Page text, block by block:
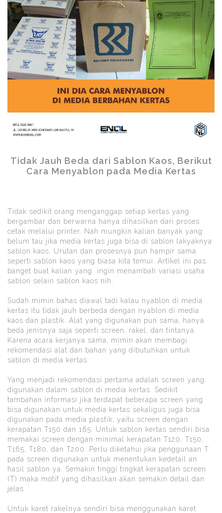
Tidak Jauh Beda dari Sablon Kaos, Berikut
Cara Menyablon pada Media Kertas
Tidak sedikit orang menganggap setiap kertas yang
bergambar dan berwarna hanya dihasilkan dari proses
cetak melalui printer. Nah mungkin kalian banyak yang
belum tau jika media kertas juga bisa di sablon lakyaknya
sablon kaos. Urutan dan prosesnya pun hampir sama
seperti sablon kaos yang biasa kita temui. Artikel ini pas
banget buat kalian yang ingin menambah variasi usaha
sablon selain sablon kaos nih.
Sudah mimin bahas diawal tadi kalau nyablon di media
kertas itu tidak jauh berbeda dengan nyablon di media
kaos dan plastik. Alat yang digunakan pun sama, hanya
beda jenisnya saja seperti screen, rakel, dan tintanya.
Karena acara kerjanya sama, mimin akan membagi
rekomendasi alat dan bahan yang dibutuhkan untuk
sablon di media kertas.
Yang menjadi rekomendasi pertama adalah screen yang
digunakan dalam sablon di media kertas. Sedikit
tambahan informasi jika terdapat beberapa screen yang
bisa digunakan untuk media kertas sekaligus juga bisa
digunakan pada media plastik, yaitu screen dengan
kerapatan T150 dan 165. Untuk sablon kertas sendiri bisa
memakai screen dengan minimal kerapatan T120, T150,
T165, T180, dan T200. Perlu diketahui jika penggunaan T
pada screen digunakan untuk menentukan kedetail an
hasil sablon ya. Semakin tinggi tingkat kerapatan screen
(T) maka motif yang dihasilkan akan semakin detail dan
jelas.
Untuk karet rakelnya sendiri bisa menggunakan karet